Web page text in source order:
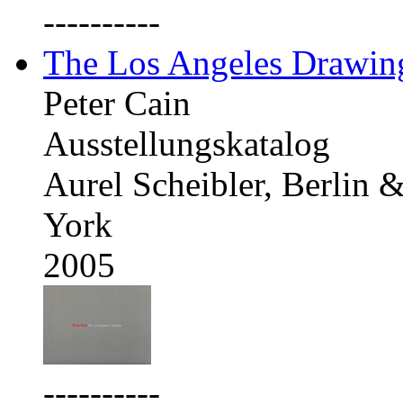
----------
The Los Angeles
Peter Cain
Ausstellungskatalog
Aurel Scheibler, Berlin
York
2005
----------